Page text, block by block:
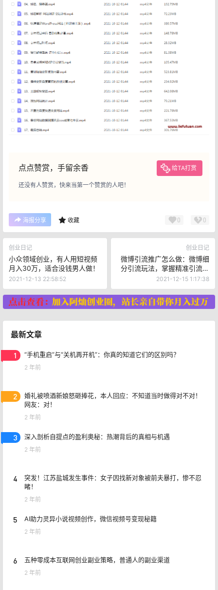
点点赞赏，手留余香 给TA打赏
还没有人赞赏，快来当第一个赞赏的人吧！
海报分享 收藏 0 0
创业日记
小众领域创业，有人用短视频
月入30万，适合没钱男人做！
2021-12-13 22:58:52
创业日记
微博引流推广怎么做：微博细
分引流玩法，掌握精准引流技
巧，月入上万很简单！
2021-12-15 1:17:38
最新文章
1 “手机重启”与“关机再开机”：你真的知道它们的区别吗？
2 年前
2
婚礼被喷酒新娘怒砸捧花，本人回应：不知道当时做得对不对！
网友：对！
2 年前
3 深入剖析自提点的盈利奥秘：热潮背后的真相与机遇
2 年前
4
突发！江苏盐城发生事件：女子因找新对象被前夫暴打，惨不忍
睹！
2 年前
5 AI助力灵异小说视频创作，微信视频号变现秘籍
2 年前
6 五种零成本互联网创业副业策略，普通人的副业渠道
2 年前